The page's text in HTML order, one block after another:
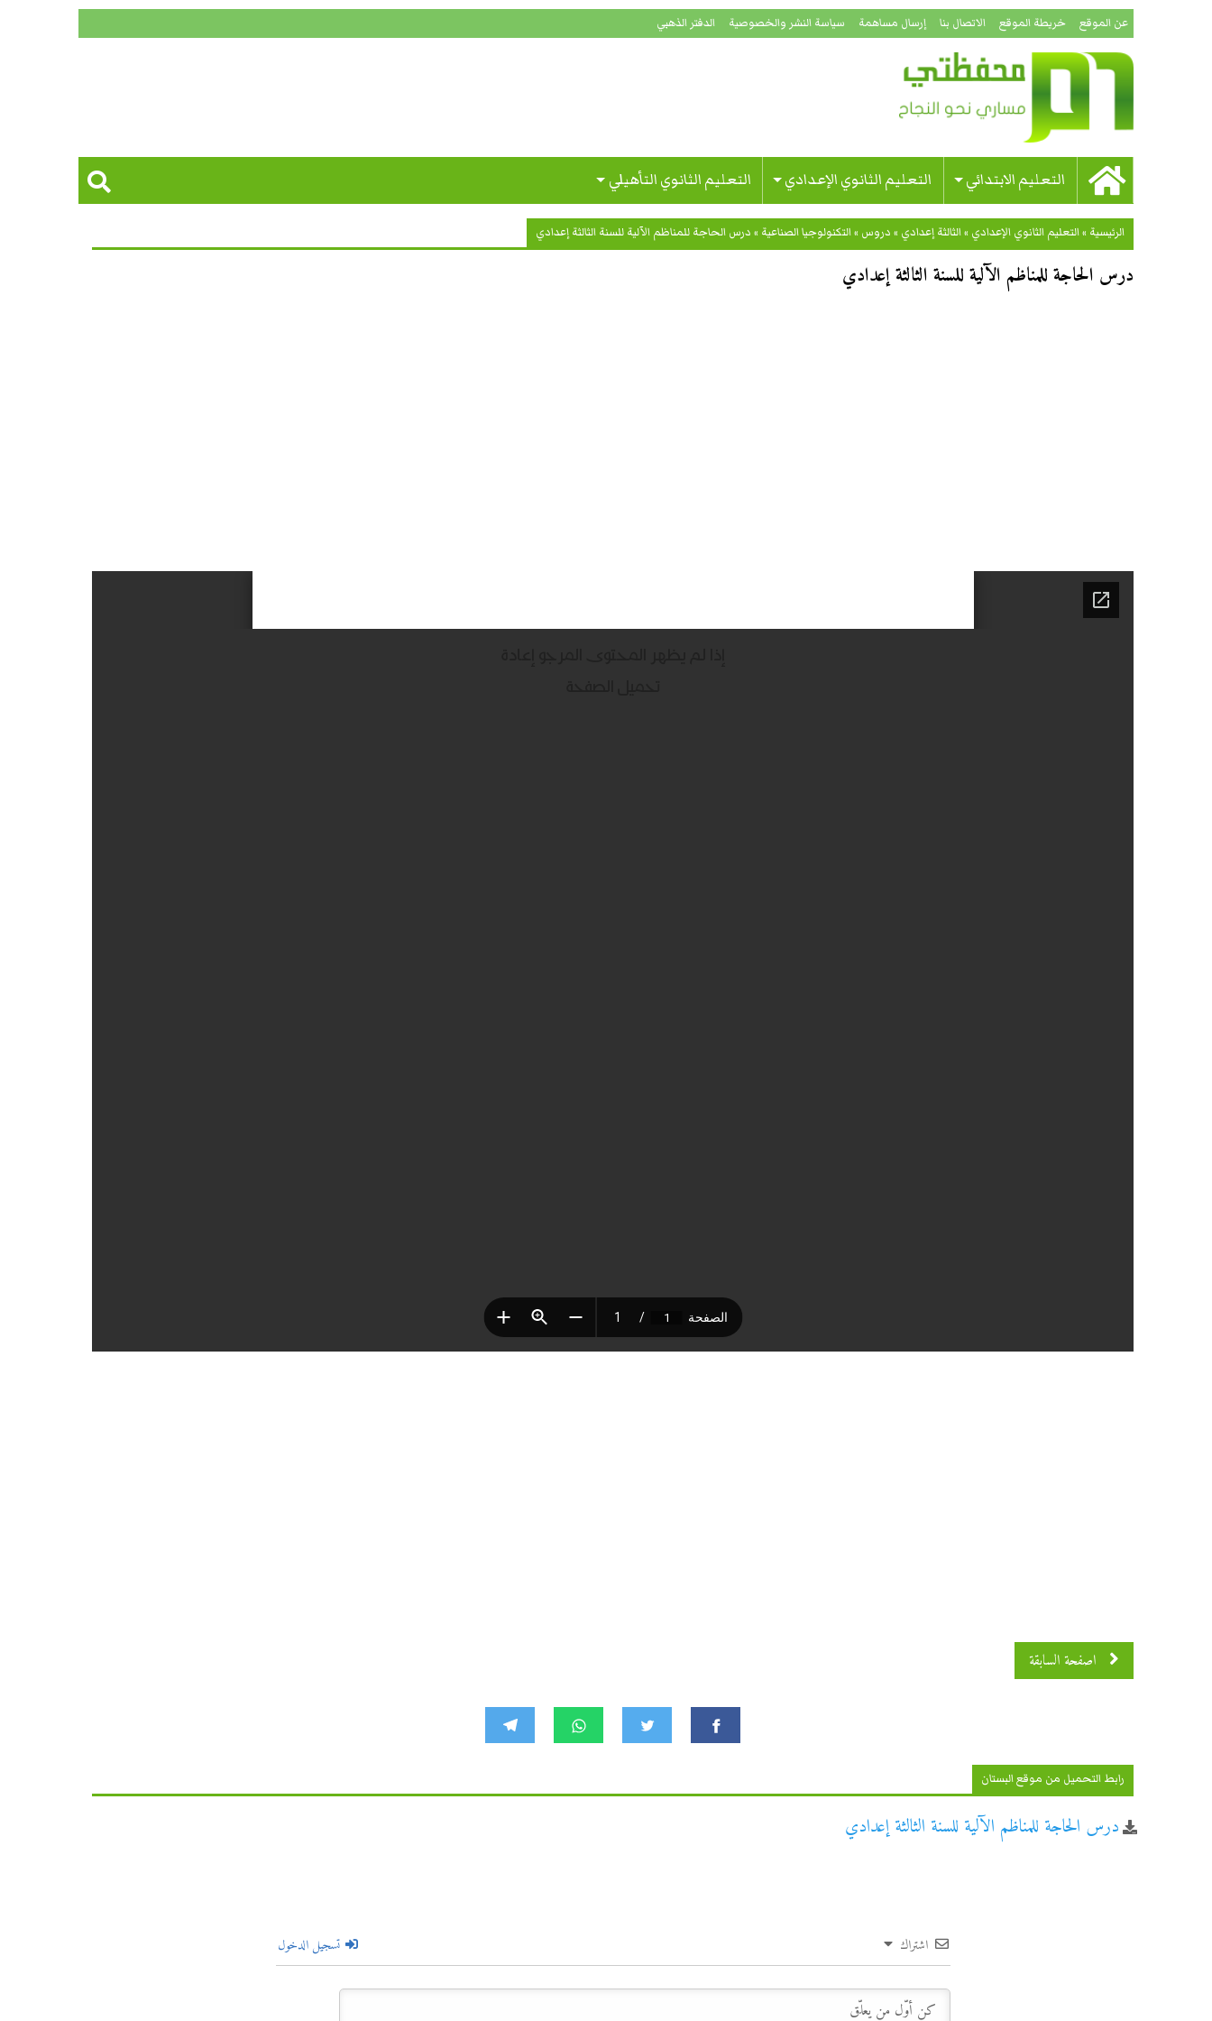
عن الموقع خريطة الموقع الاتصال بنا إرسال مساهمة سياسة النشر والخصوصية الدفتر الذهبي
التعليم الابتدائي التعليم الثانوي الإعدادي التعليم الثانوي التأهيلي
الرئيسية »التعليم الثانوي الإعدادي »الثالثة إعدادي » دروس »التكنولوجيا الصناعية » درس الحاجة للمناظم الآلية للسنة الثالثة إعدادي
درس الحاجة للمناظم الآلية للسنة الثالثة إعدادي
اصفحة السابقة
رابط التحميل من موقع البستان
درس الحاجة للمناظم الآلية للسنة الثالثة إعدادي
اشتراك تسجيل الدخول